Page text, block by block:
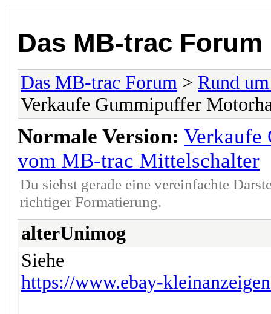
Das MB-trac Forum
Das MB-trac Forum > Rund
Verkaufe Gummipuffer
Normale Version: Verkaufe
vom MB-trac Mittelschalter
Du siehst gerade eine vereinfachte
richtiger Formatierung.
alterUnimog
Siehe
https://www.ebay-